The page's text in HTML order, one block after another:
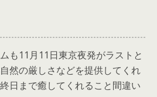
も11月11日東京夜発がラストと
然の厳しさなどを提供してくれ
日まで癒してくれること間違い